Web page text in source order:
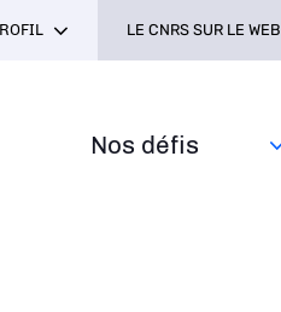
Nos défis‎
LE CNRS SUR LE WEB